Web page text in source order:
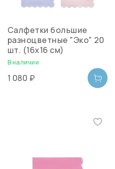
Салфетки большие
разноцветные "Эко" 20
шт. (16х16 см)
В наличии
1 080 ₽